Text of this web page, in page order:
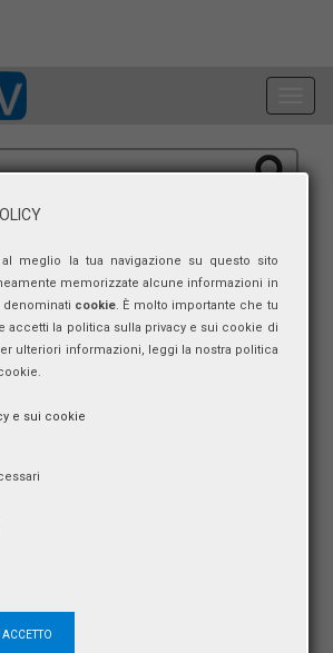
meglio la tua navigazione su questo sito
memorizzate alcune informazioni in
cookie. È molto importante che tu
accetti la politica sulla privacy e sui cookie di
ulteriori informazioni, leggi la nostra politica
e sui cookie